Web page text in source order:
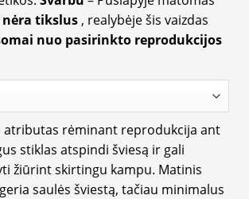
tikslus, realybėje šis vaizdas
nuo pasirinkto reprodukcijos
atributas rėminant reprodukcija ant
stiklas atspindi šviesą ir gali
žiūrint skirtingu kampu. Matinis
saulės šviestą, tačiau minimalus